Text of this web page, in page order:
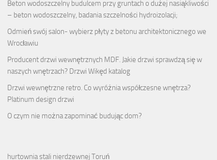
Beton wodoszczelny budulcem przy gruntach o dużej nasiąkliwości
– beton wodoszczelny, badania szczelności hydroizolacji;
Odmień swój salon- wybierz płyty z betonu architektonicznego we
Wrocławiu
Producent drzwi wewnętrznych MDF. Jakie drzwi sprawdzą się w
naszych wnętrzach? Drzwi Wikęd katalog
Drzwi wewnętrzne retro. Co wyróżnia współczesne wnętrza?
Platinum design drzwi
O czym nie można zapominać budując dom?
hurtownia stali nierdzewnej Toruń